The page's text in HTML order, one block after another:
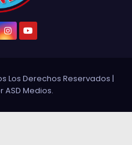
Los Derechos Reservados |
ASD Medios.